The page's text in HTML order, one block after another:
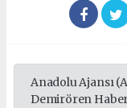
Anadolu Ajansı
Demirören